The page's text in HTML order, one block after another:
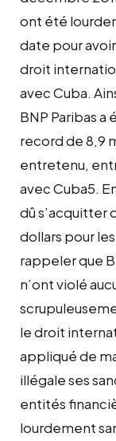
ont été
date pour
droit
avec Cuba.
BNP Paribas
record de 8,9
entretenu,
avec Cuba5.
dû s’acquitter
dollars pour
rappeler que
n’ont violé
le droit
appliqué de
illégale ses
entités
lourdement